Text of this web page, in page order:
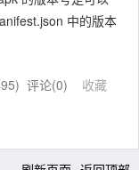
中的版本
) 评论(0) 收藏